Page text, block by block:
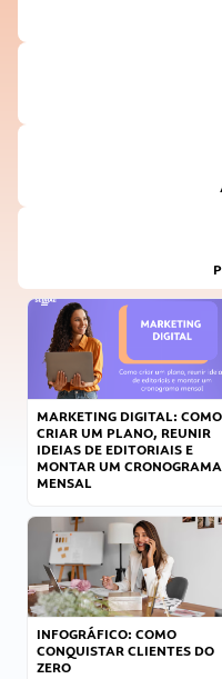
MARKETING DIGITAL: COMO
CRIAR UM PLANO, REUNIR
IDEIAS DE EDITORIAIS E
MONTAR UM CRONOGRAMA
MENSAL
INFOGRÁFICO: COMO
CONQUISTAR CLIENTES DO
ZERO